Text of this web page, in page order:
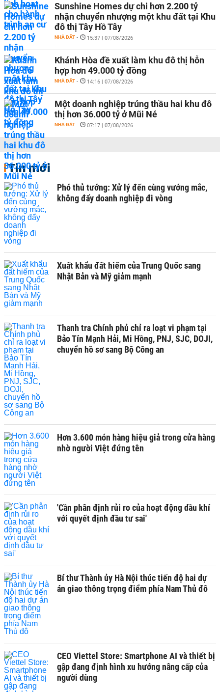
Sunshine Homes dự chi hơn 2.200 tỷ
nhận chuyển nhượng một khu đất tại Khu
đô thị Tây Hồ Tây
NHÀ ĐẤT - 15:37 | 07/08/2026
Khánh Hòa đề xuất làm khu đô thị hỗn
hợp hơn 49.000 tỷ đồng
NHÀ ĐẤT - 14:16 | 07/08/2026
Một doanh nghiệp trúng thầu hai khu đô
thị hơn 36.000 tỷ ở Mũi Né
NHÀ ĐẤT - 07:17 | 07/08/2026
Tin mới
Phó thủ tướng: Xử lý đến cùng vướng mắc,
không đẩy doanh nghiệp đi vòng
Xuất khẩu đất hiếm của Trung Quốc sang
Nhật Bản và Mỹ giảm mạnh
Thanh tra Chính phủ chỉ ra loạt vi phạm tại
Bảo Tín Mạnh Hải, Mi Hồng, PNJ, SJC, DOJI,
chuyển hồ sơ sang Bộ Công an
Hơn 3.600 món hàng hiệu giả trong cửa hàng
nhờ người Việt đứng tên
'Cần phân định rủi ro của hoạt động dầu khí
với quyết định đầu tư sai'
Bí thư Thành ủy Hà Nội thúc tiến độ hai dự
án giao thông trọng điểm phía Nam Thủ đô
CEO Viettel Store: Smartphone AI và thiết bị
gập đang định hình xu hướng nâng cấp của
người dùng